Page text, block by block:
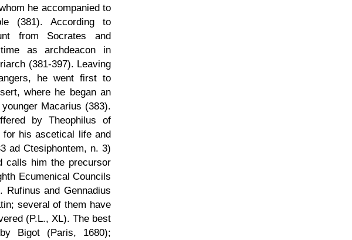
he accompanied to
(381). According to
from Socrates and
as archdeacon in
(381-397). Leaving
he went first to
where he began an
Macarius (383).
by Theophilus of
for his ascetical life and
ad Ctesiphontem, n. 3)
calls him the precursor
Ecumenical Councils
Rufinus and Gennadius
several of them have
(P.L., XL). The best
Bigot (Paris, 1680);